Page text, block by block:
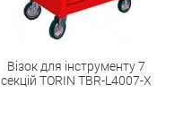
Візок для інструменту 7
секцій TORIN TBR-L4007-X